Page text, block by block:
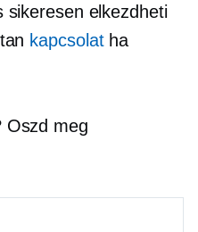
sikeresen elkezdheti
kapcsolatha
Oszd meg